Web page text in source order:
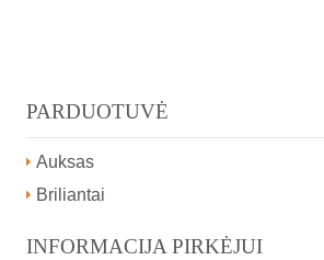
PARDUOTUVĖ
Auksas
Briliantai
INFORMACIJA PIRKĖJUI